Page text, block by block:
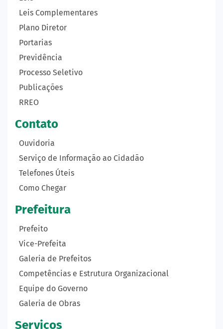
Leis Complementares
Plano Diretor
Portarias
Previdência
Processo Seletivo
Publicações
RREO
Contato
Ouvidoria
Serviço de Informação ao Cidadão
Telefones Úteis
Como Chegar
Prefeitura
Prefeito
Vice-Prefeita
Galeria de Prefeitos
Competências e Estrutura Organizacional
Equipe do Governo
Galeria de Obras
Serviços